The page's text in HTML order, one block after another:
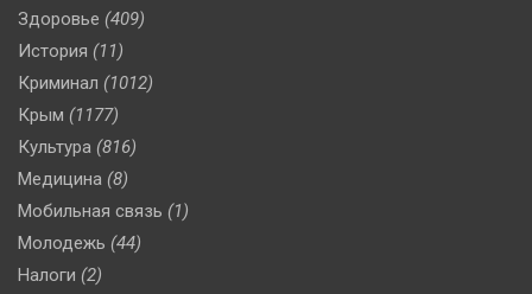
Здоровье (409)
История (11)
Криминал (1012)
Крым (1177)
Культура (816)
Медицина (8)
Мобильная связь (1)
Молодежь (44)
Налоги (2)